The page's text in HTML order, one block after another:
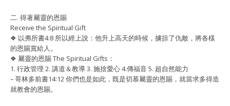
⼆. 得著屬靈的恩賜
Receive the Spiritual Gift
❖ 以弗所書4:8 所以經上說：他升上⾼天的時候，擄掠了仇敵，將各樣
的恩賜賞給⼈。
❖ 屬靈的恩賜 The Spiritual Gifts：
1. ⾏政管理 2. 講道＆教導 3. 施捨愛⼼ 4.傳福⾳ 5. 超⾃然能⼒
– 哥林多前書14:12 你們也是如此，既是切慕屬靈的恩賜，就當求多得造
就教會的恩賜。